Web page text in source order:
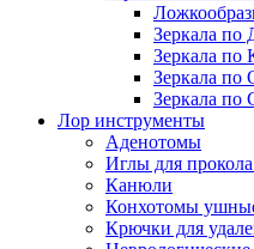
Зеркала по
Зеркала по
Зеркала по
Зеркала по
Лор инструменты
Аденотомы
Иглы для
Канюли
Конхотомы
Крючки для